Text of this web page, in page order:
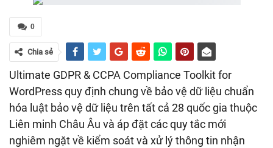
0
Chia sẻ
Ultimate GDPR & CCPA Compliance Toolkit for
WordPress quy định chung về bảo vệ dữ liệu chuẩn
hóa luật bảo vệ dữ liệu trên tất cả 28 quốc gia thuộc
Liên minh Châu Âu và áp đặt các quy tắc mới
nghiêm ngặt về kiểm soát và xử lý thông tin nhận